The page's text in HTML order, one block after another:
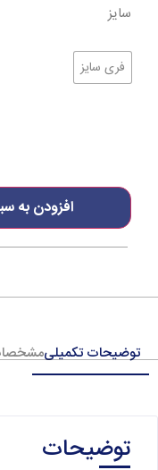
سایز
فری سایز
افزودن به
توضیحات تکمیلی
توضیحات